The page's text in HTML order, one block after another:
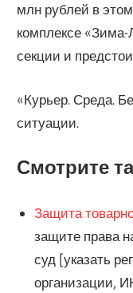
млн рублей в
комплексе
секции и
«Курьер. Среда.
ситуации.
Смотрите
Защита
защите права
суд [указать
организации,